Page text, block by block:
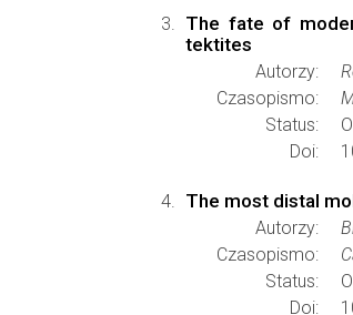
The fate of
tektites
Autorzy:
Czasopismo:
Status:
Doi:
The most distal
Autorzy:
Czasopismo:
Status:
Doi: